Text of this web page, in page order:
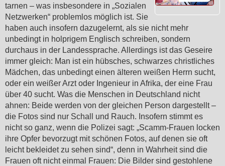
tarnen – was insbesondere in „Sozialen
Netzwerken“ problemlos möglich ist. Sie
haben auch insofern dazugelernt, als sie nicht mehr
unbedingt in holprigem Englisch schreiben, sondern
durchaus in der Landessprache. Allerdings ist das Geseire
immer gleich: Man ist ein hübsches, schwarzes christliches
Mädchen, das unbedingt einen älteren weißen Herrn sucht,
oder ein weißer Arzt oder Ingenieur in Afrika, der eine Frau
über 40 sucht. Was die Menschen in Deutschland nicht
ahnen: Beide werden von der gleichen Person dargestellt –
die Fotos sind nur Schall und Rauch. Insofern stimmt es
nicht so ganz, wenn die Polizei sagt: „Scamm-Frauen locken
ihre Opfer bevorzugt mit schönen Fotos, auf denen sie oft
leicht bekleidet zu sehen sind“, denn in Wahrheit sind die
Frauen oft nicht einmal Frauen: Die Bilder sind gestohlene